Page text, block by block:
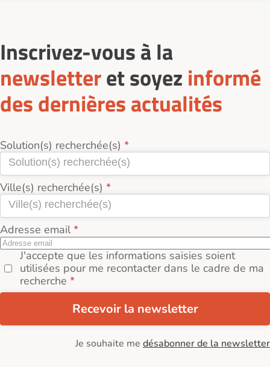
Inscrivez-vous à la
newsletteret soyez informé
des dernières actualités
Solution(s) recherchée(s)
Ville(s) recherchée(s)
Adresse email
J'accepte que les informations saisies soient
utilisées pour me recontacter dans le cadre de ma
recherche
Recevoir la newsletter
Je souhaite me désabonner de la newsletter